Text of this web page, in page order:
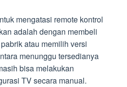
mengatasi remote kontrol
adalah dengan membeli
atau memilih versi
menunggu tersedianya
bisa melakukan
TV secara manual.